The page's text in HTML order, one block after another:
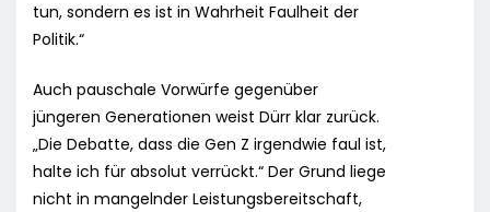
tun, sondern es ist in Wahrheit Faulheit der
Politik.“
Auch pauschale Vorwürfe gegenüber
jüngeren Generationen weist Dürr klar zurück.
„Die Debatte, dass die Gen Z irgendwie faul ist,
halte ich für absolut verrückt.“ Der Grund liege
nicht in mangelnder Leistungsbereitschaft,